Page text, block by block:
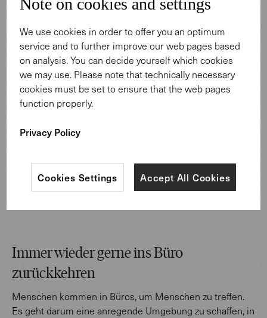
Immer wieder gerne ins Büro
zurückkehren
Menschen kommen in Büros, um Menschen zu treffen.
Es geht darum eine anregende Umgebung zu schaffen, in
We use cookies in order to offer you an optimum
service and to further improve our web pages based
on analysis. You can decide yourself which cookies
we may use. Please note that technically necessary
cookies must be set to ensure that the web pages
function properly.
Privacy Policy
Accept All Cookies
Cookies Settings